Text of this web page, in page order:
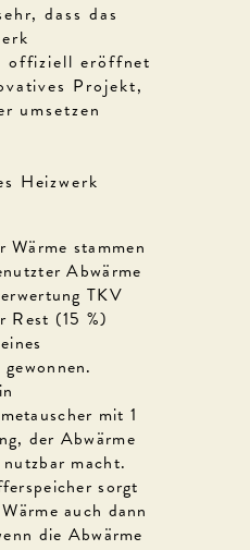
dass das
offiziell eröffnet
Projekt,
umsetzen
Heizwerk
Wärme stammen
Abwärme
TKV
Rest (15 %)
mit 1
der Abwärme
macht.
sorgt
auch dann
die Abwärme